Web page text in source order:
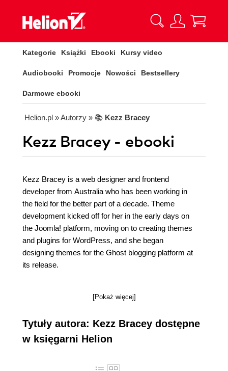
Kategorie Książki Ebooki Kursy video
Audiobooki Promocje Nowości Bestsellery
Darmowe ebooki
Helion.pl » Autorzy » 📚 Kezz Bracey
Kezz Bracey - ebooki
Kezz Bracey is a web designer and frontend
developer from Australia who has been working in
the field for the better part of a decade. Theme
development kicked off for her in the early days on
the Joomla! platform, moving on to creating themes
and plugins for WordPress, and she began
designing themes for the Ghost blogging platform at
its release.
[Pokaż więcej]
Tytuły autora: Kezz Bracey dostępne
w księgarni Helion